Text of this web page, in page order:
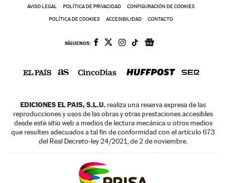
AVISO LEGAL POLÍTICA DE PRIVACIDAD CONFIGURACIÓN DE COOKIES
POLÍTICA DE COOKIES ACCESIBILIDAD CONTACTO
SÍGUENOS:
EDICIONES EL PAIS, S.L.U. realiza una reserva expresa de las
reproducciones y usos de las obras y otras prestaciones accesibles
desde este sitio web a medios de lectura mecánica u otros medios
que resulten adecuados a tal fin de conformidad con el artículo 67.3
del Real Decreto-ley 24/2021, de 2 de noviembre.